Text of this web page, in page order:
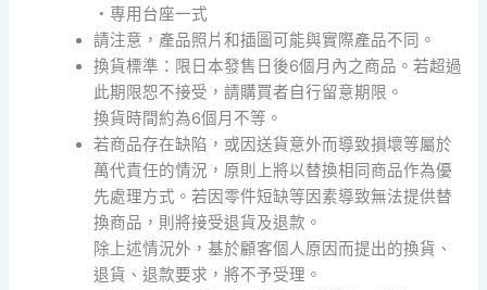
・専用台座一式
請注意，產品照片和插圖可能與實際產品不同。
換貨標準：限日本發售日後6個月內之商品。若超過
此期限恕不接受，請購買者自行留意期限。
換貨時間約為6個月不等。
若商品存在缺陷，或因送貨意外而導致損壞等屬於
萬代責任的情況，原則上將以替換相同商品作為優
先處理方式。若因零件短缺等因素導致無法提供替
換商品，則將接受退貨及退款。
除上述情況外，基於顧客個人原因而提出的換貨、
退貨、退款要求，將不予受理。